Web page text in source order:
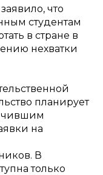
что
студентам
в стране в
нехватки
планирует
на
В
только